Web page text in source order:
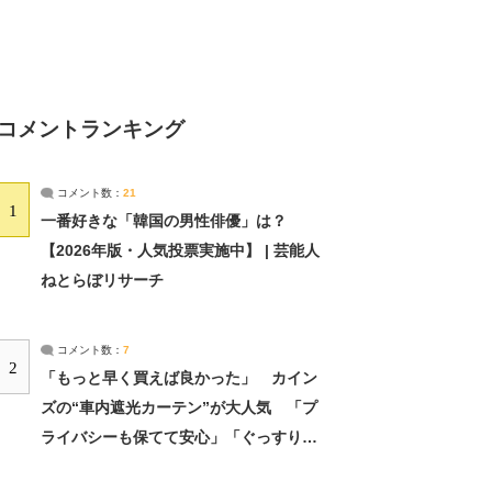
コメントランキング
1
コメント数： 21
一番好きな「韓国の男性俳優」は？
【2026年版・人気投票実施中】 | 芸能人
ねとらぼリサーチ
2
コメント数： 7
「もっと早く買えば良かった」 カイン
ズの“車内遮光カーテン”が大人気 「プ
ライバシーも保てて安心」「ぐっすり眠